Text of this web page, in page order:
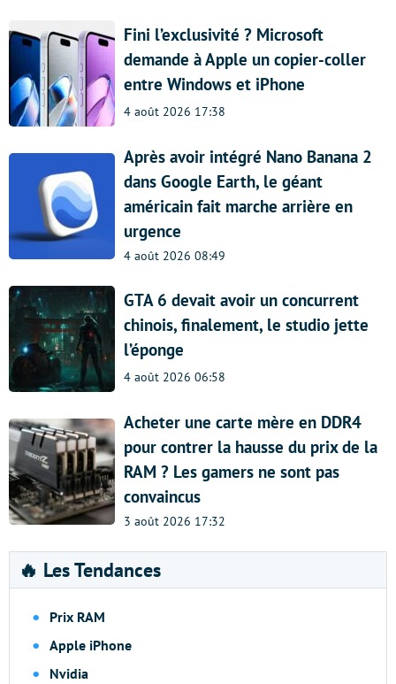
Fini l’exclusivité ? Microsoft
demande à Apple un copier-coller
entre Windows et iPhone
4 août 2026 17:38
Après avoir intégré Nano Banana 2
dans Google Earth, le géant
américain fait marche arrière en
urgence
4 août 2026 08:49
GTA 6 devait avoir un concurrent
chinois, finalement, le studio jette
l’éponge
4 août 2026 06:58
Acheter une carte mère en DDR4
pour contrer la hausse du prix de la
RAM ? Les gamers ne sont pas
convaincus
3 août 2026 17:32
🔥 Les Tendances
Prix RAM
Apple iPhone
Nvidia